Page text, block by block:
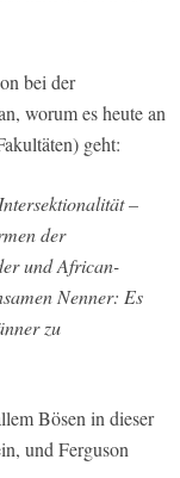
bei der
worum es heute an
geht:
–
der
und African-
Nenner: Es
zu
Bösen in dieser
und Ferguson